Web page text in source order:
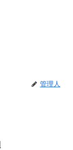
管理人